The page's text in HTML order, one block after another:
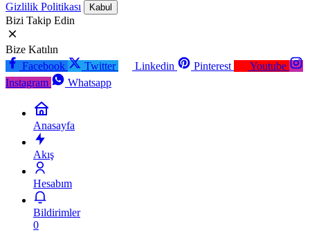
Gizlilik Politikası Kabul
Bizi Takip Edin
Bize Katılın
Facebook
Twitter Linkedin Pinterest
Youtube
Instagram
Whatsapp
Anasayfa
Akış
Hesabım
Bildirimler
0